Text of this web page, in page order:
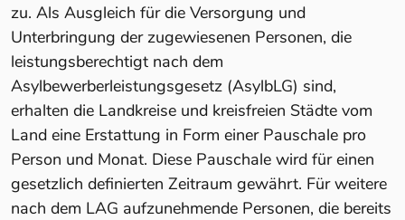
zu. Als Ausgleich für die Versorgung und
Unterbringung der zugewiesenen Personen, die
leistungsberechtigt nach dem
Asylbewerberleistungsgesetz (AsylbLG) sind,
erhalten die Landkreise und kreisfreien Städte vom
Land eine Erstattung in Form einer Pauschale pro
Person und Monat. Diese Pauschale wird für einen
gesetzlich definierten Zeitraum gewährt. Für weitere
nach dem LAG aufzunehmende Personen, die bereits